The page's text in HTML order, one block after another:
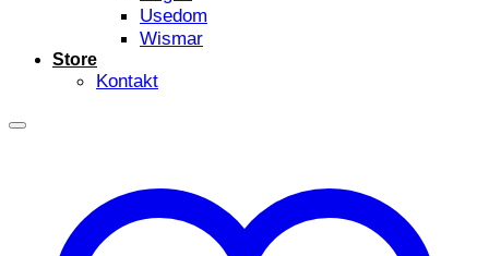
Usedom
Wismar
Store
Kontakt